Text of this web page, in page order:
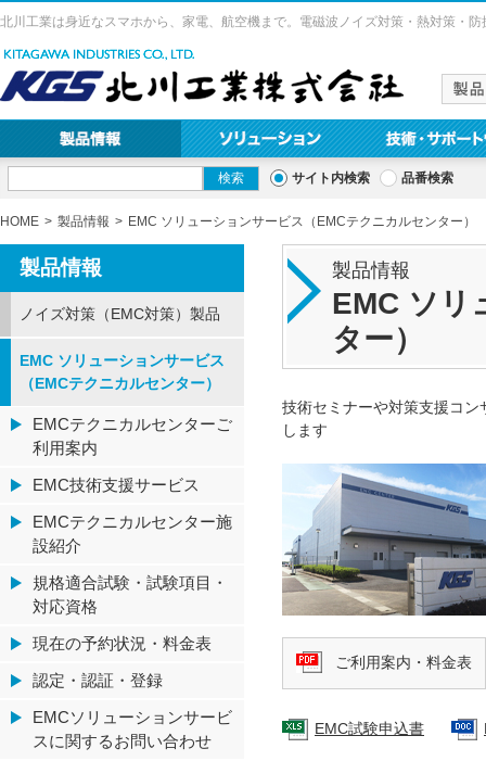
北川工業は身近なスマホから、家電、航空機まで。電磁波ノイズ対策・熱対策・
サイト内検索 品番検索
HOME 製品情報 EMC ソリューションサービス（EMCテクニカルセンター）
製品情報
EMC ソリ
ター）
技術セミナーや対策支援コ
します
ご利用案内・料金表
EMC試験申込書
製品情報
ノイズ対策（EMC対策）製品
EMC ソリューションサービス
（EMCテクニカルセンター）
EMCテクニカルセンターご
利用案内
EMC技術支援サービス
EMCテクニカルセンター施
設紹介
規格適合試験・試験項目・
対応資格
現在の予約状況・料金表
認定・認証・登録
EMCソリューションサービ
スに関するお問い合わせ